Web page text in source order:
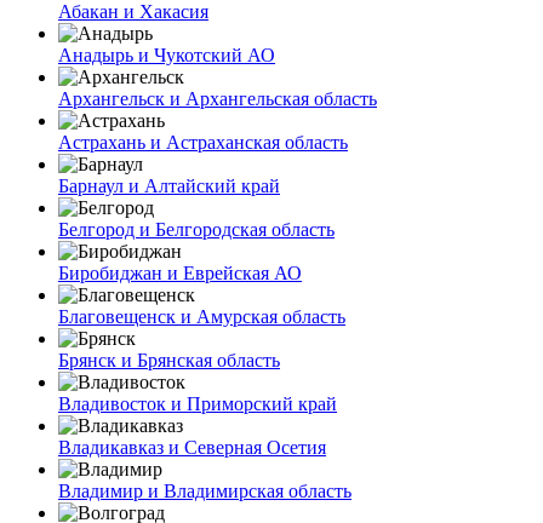
Абакан и Хакасия
Анадырь и Чукотский АО
Архангельск и Архангельская область
Астрахань и Астраханская область
Барнаул и Алтайский край
Белгород и Белгородская область
Биробиджан и Еврейская АО
Благовещенск и Амурская область
Брянск и Брянская область
Владивосток и Приморский край
Владикавказ и Северная Осетия
Владимир и Владимирская область